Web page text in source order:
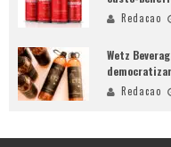
Redacao
Wetz
Redacao